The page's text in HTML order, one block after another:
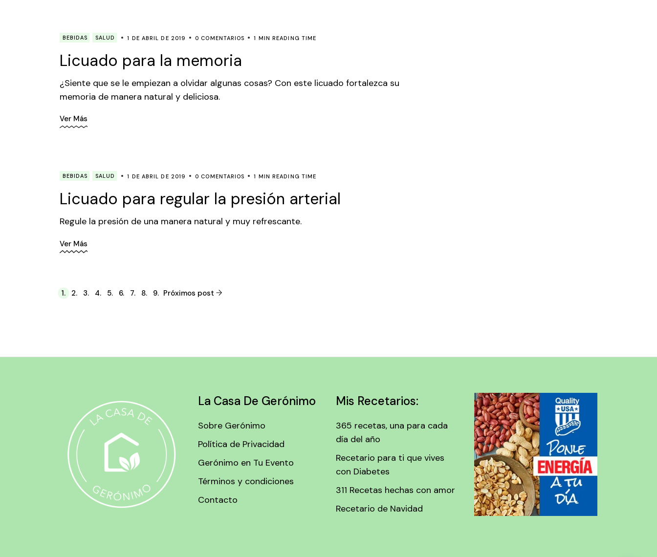
BEBIDAS SALUD 1 DE ABRIL DE 2019 0 COMENTARIOS 1 MIN READING TIME
Licuado para la memoria
¿Siente que se le empiezan a olvidar algunas cosas? Con este licuado fortalezca su
memoria de manera natural y deliciosa.
Ver Más
BEBIDAS SALUD 1 DE ABRIL DE 2019 0 COMENTARIOS 1 MIN READING TIME
Licuado para regular la presión arterial
Regule la presión de una manera natural y muy refrescante.
Ver Más
Paginación
1. 2. 3. 4. 5. 6. 7. 8. 9. Próximos post
La Casa De Gerónimo
Sobre Gerónimo
Política de Privacidad
Gerónimo en Tu Evento
Términos y condiciones
Contacto
Mis Recetarios:
365 recetas, una para cada
día del año
Recetario para ti que vives
con Diabetes
311 Recetas hechas con amor
Recetario de Navidad